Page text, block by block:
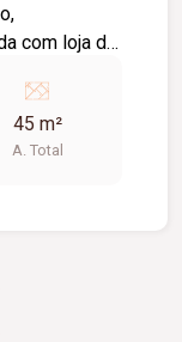
com loja do
45 m²
A. Total